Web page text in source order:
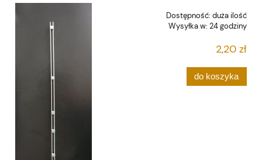
Dostępność: duża ilość
Wysyłka w: 24 godziny
2,20 zł
do koszyka